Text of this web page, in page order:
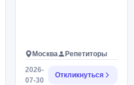
Москва
Репетиторы
2026-
07-30
Откликнуться